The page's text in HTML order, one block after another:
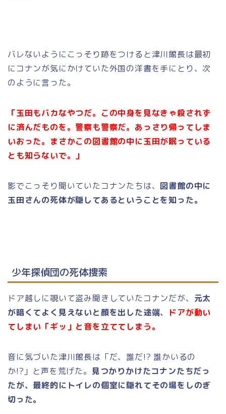
バレないようにこっそり跡をつけると津川館長は最初
にコナンが気にかけていた外国の洋書を手にとり、次
のように言った。
「玉田もバカなやつだ。この中身を見なきゃ殺されず
に済んだものを。警察も警察だ。あっさり帰ってしま
いおった。まさかこの図書館の中に玉田が眠っている
とも知らないで。」
影でこっそり聞いていたコナンたちは、 図書館の中に
玉田さんの死体が隠してあるということを知った。
少年探偵団の死体捜索
ドア越しに覗いて盗み聞きしていたコナンだが、 元太
が暗くてよく見えないと顔を出した途端、
ドアが動い
てしまい「ギッ」と音を立ててしまう。
音に気づいた津川館長は「だ、誰だ!? 誰かいるの
か!?」と声を荒げた。 見つかりかけたコナンたちだっ
たが、最終的にトイレの個室に隠れてその場をしのぎ
切った。